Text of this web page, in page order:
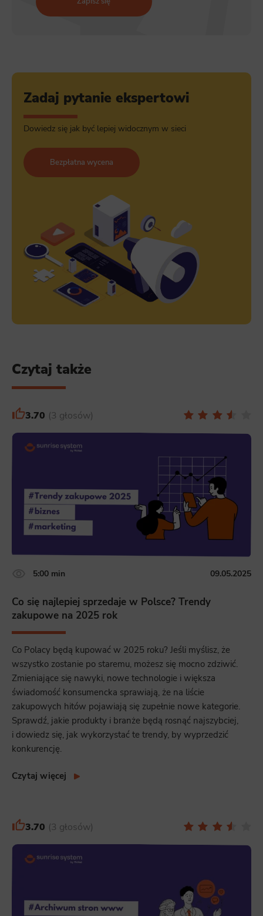
Zadaj pytanie ekspertowi
Dowiedz się jak być lepiej widocznym w sieci
Bezpłatna wycena
Czytaj także
3.70 3 głosów
5:00 min 09.05.2025
Co się najlepiej sprzedaje w Polsce? Trendy
zakupowe na 2025 rok
Co Polacy będą kupować w 2025 roku? Jeśli myślisz, że
wszystko zostanie po staremu, możesz się mocno zdziwić.
Zmieniające się nawyki, nowe technologie i większa
świadomość konsumencka sprawiają, że na liście
zakupowych hitów pojawiają się zupełnie nowe kategorie.
Sprawdź, jakie produkty i branże będą rosnąć najszybciej,
i dowiedz się, jak wykorzystać te trendy, by wyprzedzić
konkurencję.
Czytaj więcej
3.70 3 głosów